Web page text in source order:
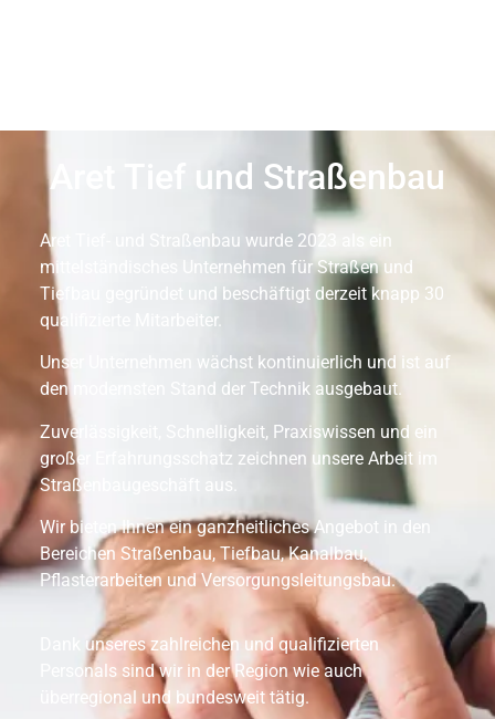
Aret Tief und Straßenbau
Aret Tief- und Straßenbau wurde 2023 als ein
mittelständisches Unternehmen für Straßen und
Tiefbau gegründet und beschäftigt derzeit knapp 30
qualifizierte Mitarbeiter.
Unser Unternehmen wächst kontinuierlich und ist auf
den modernsten Stand der Technik ausgebaut.
Zuverlässigkeit, Schnelligkeit, Praxiswissen und ein
großer Erfahrungsschatz zeichnen unsere Arbeit im
Straßenbaugeschäft aus.
Wir bieten Ihnen ein ganzheitliches Angebot in den
Bereichen Straßenbau, Tiefbau, Kanalbau,
Pflasterarbeiten und Versorgungsleitungsbau.
Dank unseres zahlreichen und qualifizierten
Personals sind wir in der Region wie auch
überregional und bundesweit tätig.